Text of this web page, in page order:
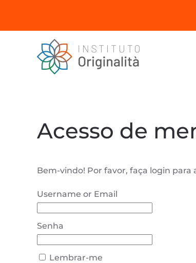
Acesso de
Bem-vindo! Por favor, faça login para
Username or Email
Senha
Lembrar-me